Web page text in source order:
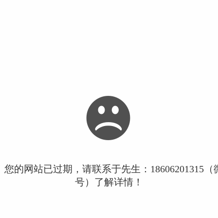
您的网站已过期，请联系于先生：18606201315（
号）了解详情！